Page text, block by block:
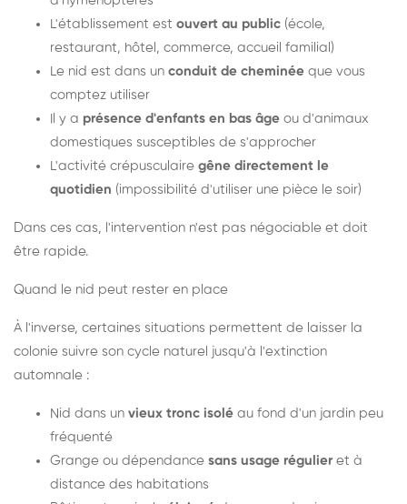
L'établissement est ouvert au public (école,
restaurant, hôtel, commerce, accueil familial)
Le nid est dans un conduit de cheminée que vous
comptez utiliser
Il y a présence d'enfants en bas âge ou d'animaux
domestiques susceptibles de s'approcher
L'activité crépusculaire gêne directement le
quotidien (impossibilité d'utiliser une pièce le soir)
Dans ces cas, l'intervention n'est pas négociable et doit
être rapide.
Quand le nid peut rester en place
À l'inverse, certaines situations permettent de laisser la
colonie suivre son cycle naturel jusqu'à l'extinction
automnale :
Nid dans un vieux tronc isolé au fond d'un jardin peu
fréquenté
Grange ou dépendance sans usage régulier et à
distance des habitations